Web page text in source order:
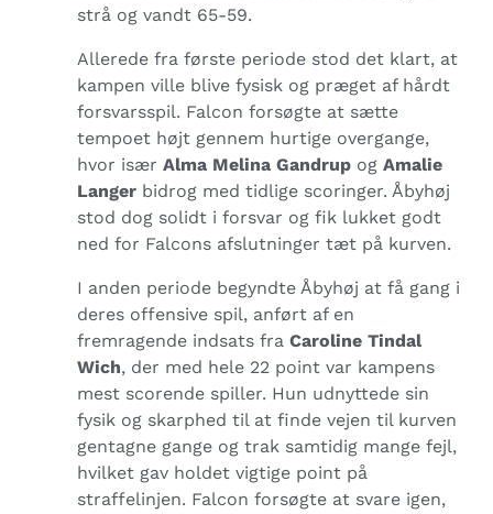
strå og vandt 65-59.
Allerede fra første periode stod det klart, at
kampen ville blive fysisk og præget af hårdt
forsvarsspil. Falcon forsøgte at sætte
tempoet højt gennem hurtige overgange,
hvor især Alma Melina Gandrup og Amalie
Langer bidrog med tidlige scoringer. Åbyhøj
stod dog solidt i forsvar og fik lukket godt
ned for Falcons afslutninger tæt på kurven.
I anden periode begyndte Åbyhøj at få gang i
deres offensive spil, anført af en
fremragende indsats fra Caroline Tindal
Wich, der med hele 22 point var kampens
mest scorende spiller. Hun udnyttede sin
fysik og skarphed til at finde vejen til kurven
gentagne gange og trak samtidig mange fejl,
hvilket gav holdet vigtige point på
straffelinjen. Falcon forsøgte at svare igen,